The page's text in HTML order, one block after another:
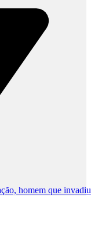
homem que invadiu